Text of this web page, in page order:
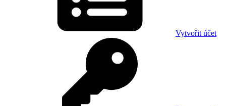
Vytvořit účet